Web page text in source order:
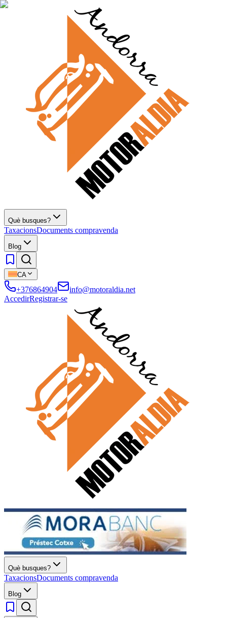
Què busques?
TaxacionsDocuments compravenda
Blog
CA
+376864904
info@motoraldia.net
AccedirRegistrar-se
Què busques?
TaxacionsDocuments compravenda
Blog